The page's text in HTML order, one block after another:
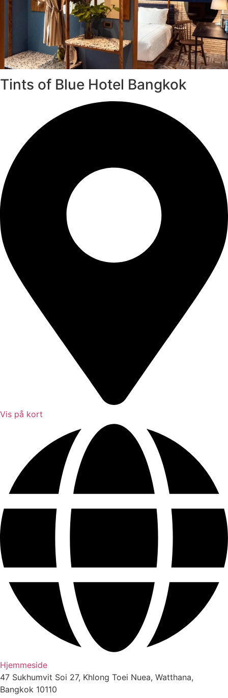
Tints of Blue Hotel Bangkok
Vis på kort
Hjemmeside
47 Sukhumvit Soi 27, Khlong Toei Nuea, Watthana,
Bangkok 10110